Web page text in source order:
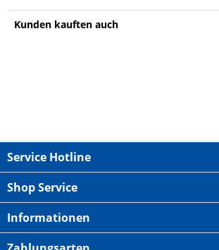
Kunden kauften auch
Service Hotline
Shop Service
Informationen